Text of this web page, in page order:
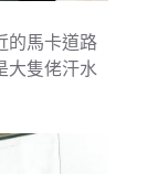
的馬卡道路
大隻佬汗水